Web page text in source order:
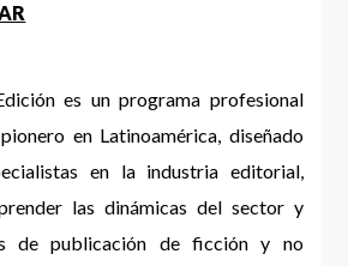
es un programa profesional
en Latinoamérica, diseñado
en la industria editorial,
las dinámicas del sector y
de publicación de ficción y no